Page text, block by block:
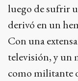
luego de sufrir
derivó en un
Con una
televisión, y un
como militante